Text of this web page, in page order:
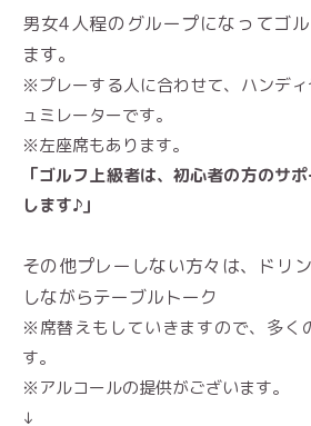
男女4人程のグループになってゴ
ます。
※プレーする人に合わせて、ハンデ
ュミレーターです。
※左座席もあります。
「ゴルフ上級者は、初心者の方のサ
します♪」
その他プレーしない方々は、ドリ
しながらテーブルトーク
※席替えもしていきますので、多く
す。
※アルコールの提供がございます。
↓